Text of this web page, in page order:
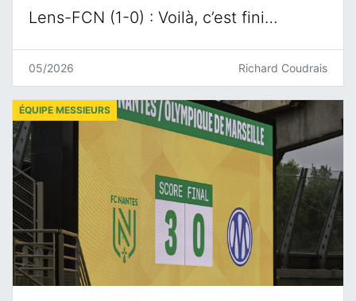
Lens-FCN (1-0) : Voilà, c’est fini…
05/2026 Richard Coudrais
ÉQUIPE MESSIEURS